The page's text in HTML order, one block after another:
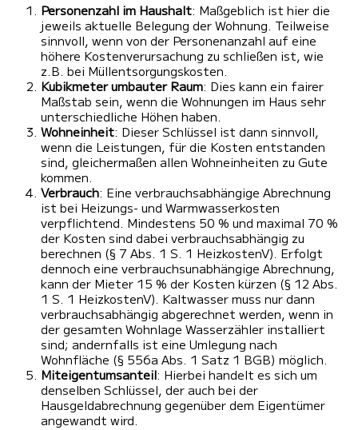
Personenzahl im Haushalt: Maßgeblich ist hier die
jeweils aktuelle Belegung der Wohnung. Teilweise
sinnvoll, wenn von der Personenanzahl auf eine
höhere Kostenverursachung zu schließen ist, wie
z.B. bei Müllentsorgungskosten.
Kubikmeter umbauter Raum: Dies kann ein fairer
Maßstab sein, wenn die Wohnungen im Haus sehr
unterschiedliche Höhen haben.
Wohneinheit: Dieser Schlüssel ist dann sinnvoll,
wenn die Leistungen, für die Kosten entstanden
sind, gleichermaßen allen Wohneinheiten zu Gute
kommen.
Verbrauch: Eine verbrauchsabhängige Abrechnung
ist bei Heizungs- und Warmwasserkosten
verpflichtend. Mindestens 50 % und maximal 70 %
der Kosten sind dabei verbrauchsabhängig zu
berechnen (§ 7 Abs. 1 S. 1 HeizkostenV). Erfolgt
dennoch eine verbrauchsunabhängige Abrechnung,
kann der Mieter 15 % der Kosten kürzen (§ 12 Abs.
1 S. 1 HeizkostenV). Kaltwasser muss nur dann
verbrauchsabhängig abgerechnet werden, wenn in
der gesamten Wohnlage Wasserzähler installiert
sind; andernfalls ist eine Umlegung nach
Wohnfläche (§ 556a Abs. 1 Satz 1 BGB) möglich.
Miteigentumsanteil: Hierbei handelt es sich um
denselben Schlüssel, der auch bei der
Hausgeldabrechnung gegenüber dem Eigentümer
angewandt wird.